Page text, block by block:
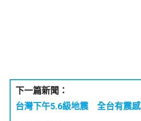
下一篇新聞：
台灣下午5.6級地震 全台有震感